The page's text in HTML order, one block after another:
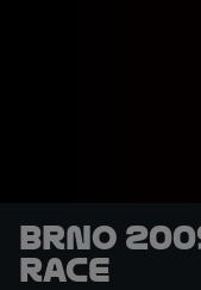
Brno
Race